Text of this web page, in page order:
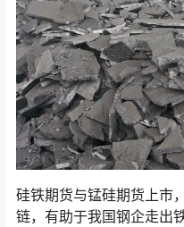
硅铁期货与锰硅期货上市
链，有助于我国钢企走出